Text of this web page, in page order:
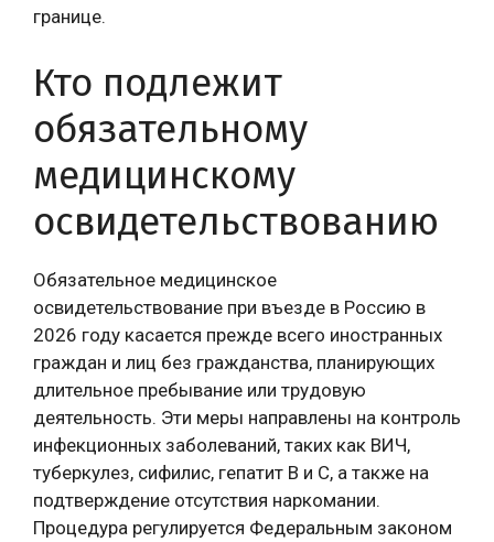
границе.
Кто подлежит
обязательному
медицинскому
освидетельствованию
Обязательное медицинское
освидетельствование при въезде в Россию в
2026 году касается прежде всего иностранных
граждан и лиц без гражданства, планирующих
длительное пребывание или трудовую
деятельность. Эти меры направлены на контроль
инфекционных заболеваний, таких как ВИЧ,
туберкулез, сифилис, гепатит B и C, а также на
подтверждение отсутствия наркомании.
Процедура регулируется Федеральным законом